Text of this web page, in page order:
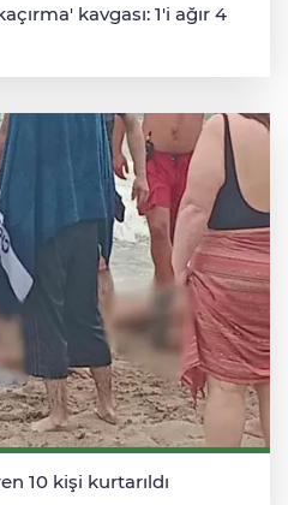
kavgası: 1'i ağır 4
10 kişi kurtarıldı